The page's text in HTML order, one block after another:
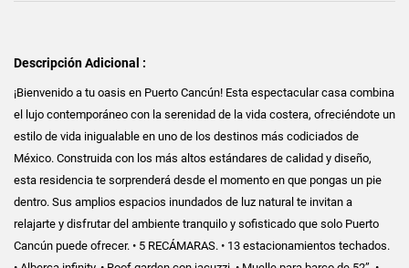
Descripción Adicional :
¡Bienvenido a tu oasis en Puerto Cancún! Esta espectacular casa combina
el lujo contemporáneo con la serenidad de la vida costera, ofreciéndote un
estilo de vida inigualable en uno de los destinos más codiciados de
México. Construida con los más altos estándares de calidad y diseño,
esta residencia te sorprenderá desde el momento en que pongas un pie
dentro. Sus amplios espacios inundados de luz natural te invitan a
relajarte y disfrutar del ambiente tranquilo y sofisticado que solo Puerto
Cancún puede ofrecer. • 5 RECÁMARAS. • 13 estacionamientos techados.